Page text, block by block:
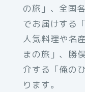
の旅」、全国
でお届けする
人気料理や名
まの旅」、勝
介する「俺の
ります。